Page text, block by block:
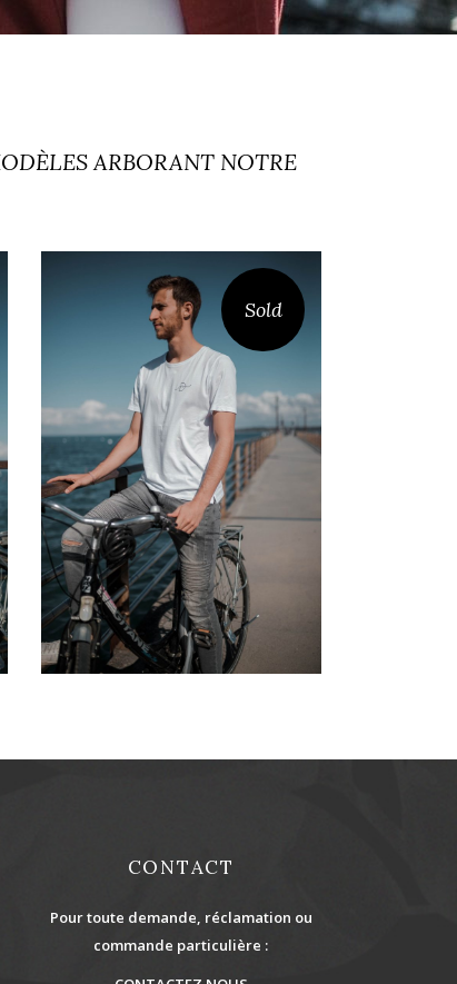
ARBORANT NOTRE
Sold
T-SHIRT CAP
33,00€
CONTACT
Pour toute demande, réclamation ou
commande particulière :